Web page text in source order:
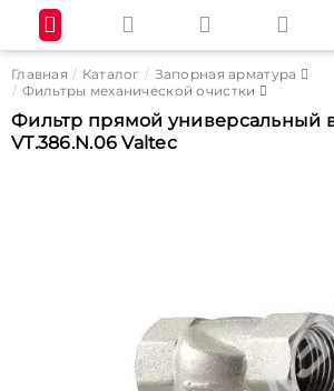
Главная Каталог
Запорная арматура
Фильтры механической очистки
Фильтр прямой универсальный
VT.386.N.06 Valtec